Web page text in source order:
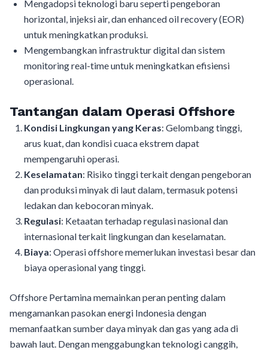
Mengadopsi teknologi baru seperti pengeboran
horizontal, injeksi air, dan enhanced oil recovery (EOR)
untuk meningkatkan produksi.
Mengembangkan infrastruktur digital dan sistem
monitoring real-time untuk meningkatkan efisiensi
operasional.
Tantangan dalam Operasi Offshore
Kondisi Lingkungan yang Keras: Gelombang tinggi,
arus kuat, dan kondisi cuaca ekstrem dapat
mempengaruhi operasi.
Keselamatan: Risiko tinggi terkait dengan pengeboran
dan produksi minyak di laut dalam, termasuk potensi
ledakan dan kebocoran minyak.
Regulasi: Ketaatan terhadap regulasi nasional dan
internasional terkait lingkungan dan keselamatan.
Biaya: Operasi offshore memerlukan investasi besar dan
biaya operasional yang tinggi.
Offshore Pertamina memainkan peran penting dalam
mengamankan pasokan energi Indonesia dengan
memanfaatkan sumber daya minyak dan gas yang ada di
bawah laut. Dengan menggabungkan teknologi canggih,